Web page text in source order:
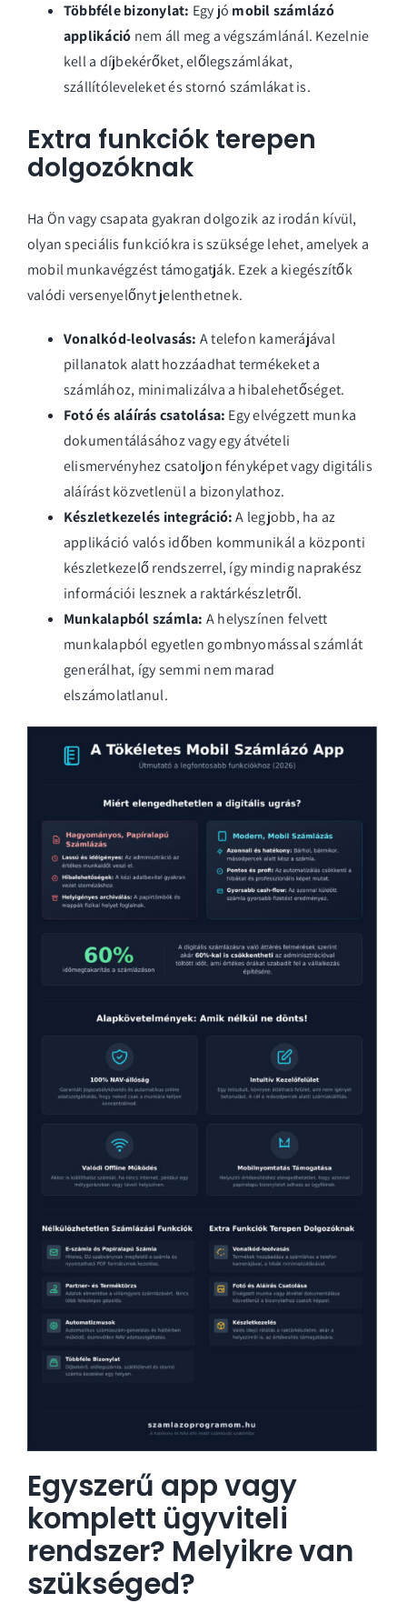
Többféle bizonylat: Egy jó mobil számlázó
applikáció nem áll meg a végszámlánál. Kezelnie
kell a díjbekérőket, előlegszámlákat,
szállítóleveleket és stornó számlákat is.
Extra funkciók terepen
dolgozóknak
Ha Ön vagy csapata gyakran dolgozik az irodán kívül,
olyan speciális funkciókra is szüksége lehet, amelyek a
mobil munkavégzést támogatják. Ezek a kiegészítők
valódi versenyelőnyt jelenthetnek.
Vonalkód-leolvasás: A telefon kamerájával
pillanatok alatt hozzáadhat termékeket a
számlához, minimalizálva a hibalehetőséget.
Fotó és aláírás csatolása: Egy elvégzett munka
dokumentálásához vagy egy átvételi
elismervényhez csatoljon fényképet vagy digitális
aláírást közvetlenül a bizonylathoz.
Készletkezelés integráció:A legjobb, ha az
applikáció valós időben kommunikál a központi
készletkezelő rendszerrel, így mindig naprakész
információi lesznek a raktárkészletről.
Munkalapból számla: A helyszínen felvett
munkalapból egyetlen gombnyomással számlát
generálhat, így semmi nem marad
elszámolatlanul.
Egyszerű app vagy
komplett ügyviteli
rendszer? Melyikre van
szükséged?